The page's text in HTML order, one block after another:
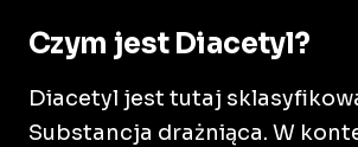
Czym jest Diacetyl?
Diacetyl jest tutaj
Substancja drażniąca. W